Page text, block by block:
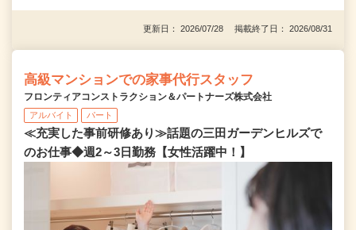
更新日： 2026/07/28 掲載終了日： 2026/08/31
高級マンションでの家事代行スタッフ
フロンティアコンストラクション＆パートナーズ株式会社
アルバイト パート
≪充実した事前研修あり≫話題の三田ガーデンヒルズで
のお仕事◆週2～3日勤務【女性活躍中！】